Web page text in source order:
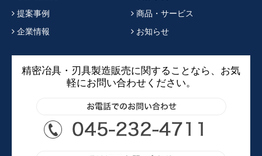
提案事例
商品・サービス
企業情報
お知らせ
精密冶具・刃具製造販売に関することなら、お気
軽にお問い合わせください。